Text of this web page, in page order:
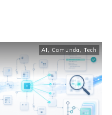
AI Camunda Tech